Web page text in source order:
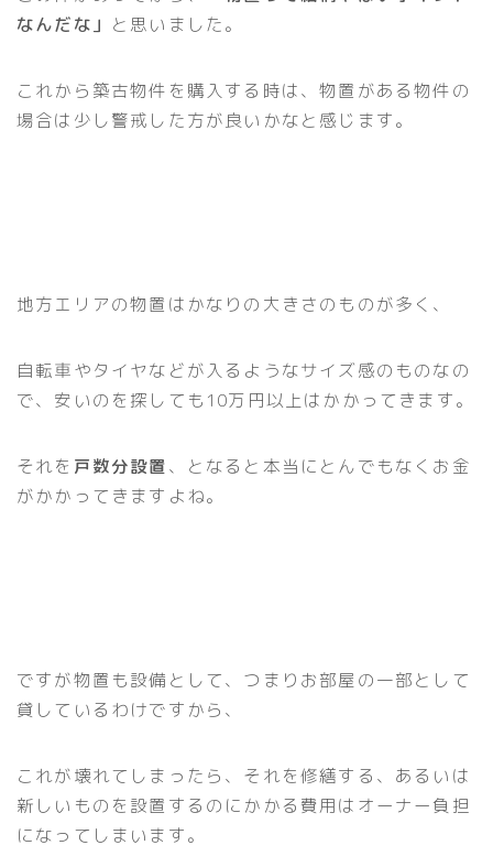
なんだな」 と思いました。
これから築古物件を購入する時は、物置がある物件の
場合は少し警戒した方が良いかなと感じます。
地方エリアの物置はかなりの大きさのものが多く、
自転車やタイヤなどが入るようなサイズ感のものなの
で、安いのを探しても10万円以上はかかってきます。
それを 戸数分設置、となると本当にとんでもなくお金
がかかってきますよね。
ですが物置も設備として、つまりお部屋の一部として
貸しているわけですから、
これが壊れてしまったら、それを修繕する、あるいは
新しいものを設置するのにかかる費用はオーナー負担
になってしまいます。